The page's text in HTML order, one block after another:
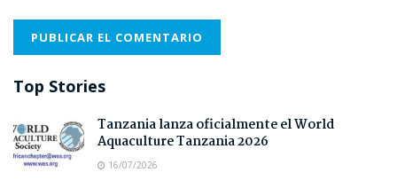
Top Stories
Tanzania lanza oficialmente el World
Aquaculture Tanzania 2026
16/07/2026